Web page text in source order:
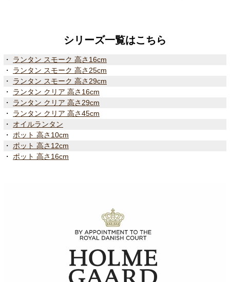
シリーズ一覧はこちら
・ ランタン スモーク 高さ16cm
・ ランタン スモーク 高さ25cm
・ ランタン スモーク 高さ29cm
・ ランタン クリア 高さ16cm
・ ランタン クリア 高さ29cm
・ ランタン クリア 高さ45cm
・ オイルランタン
・ ポット 高さ10cm
・ ポット 高さ12cm
・ ポット 高さ16cm